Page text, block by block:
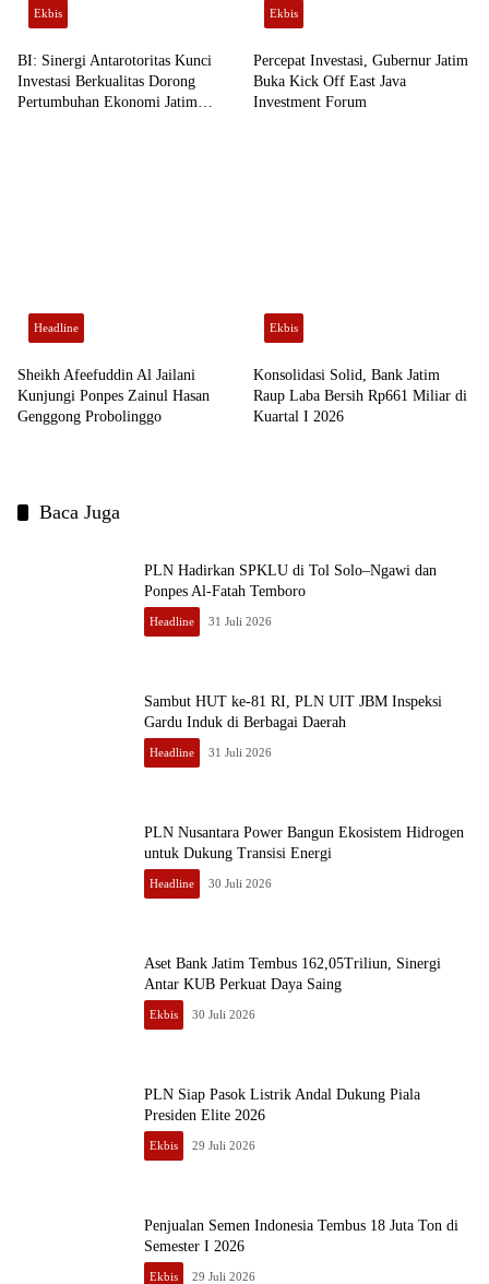
Ekbis
BI: Sinergi Antarotoritas Kunci
Investasi Berkualitas Dorong
Pertumbuhan Ekonomi Jatim
Ekbis
Percepat Investasi, Gubernur Jatim
Buka Kick Off East Java
Investment Forum
Headline
Sheikh Afeefuddin Al Jailani
Kunjungi Ponpes Zainul Hasan
Genggong Probolinggo
Ekbis
Konsolidasi Solid, Bank Jatim
Raup Laba Bersih Rp661 Miliar di
Kuartal I 2026
Baca Juga
PLN Hadirkan SPKLU di Tol Solo–Ngawi dan
Ponpes Al-Fatah Temboro
Headline 31 Juli 2026
Sambut HUT ke-81 RI, PLN UIT JBM Inspeksi
Gardu Induk di Berbagai Daerah
Headline 31 Juli 2026
PLN Nusantara Power Bangun Ekosistem Hidrogen
untuk Dukung Transisi Energi
Headline 30 Juli 2026
Aset Bank Jatim Tembus 162,05Triliun, Sinergi
Antar KUB Perkuat Daya Saing
Ekbis 30 Juli 2026
PLN Siap Pasok Listrik Andal Dukung Piala
Presiden Elite 2026
Ekbis 29 Juli 2026
Penjualan Semen Indonesia Tembus 18 Juta Ton di
Semester I 2026
Ekbis 29 Juli 2026